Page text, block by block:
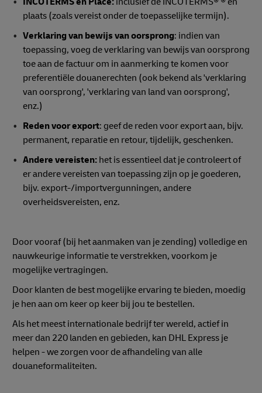
plaats (zoals vereist onder de toepasselijke termijn).
Verklaringvan bewijs van oorsprong: indien van
toepassing, voeg de verklaring van bewijs van oorsprong
toe aan de factuur om in aanmerking te komen voor
preferentiële douanerechten (ook bekend als 'verklaring
van oorsprong', 'verklaring van land van oorsprong',
enz.)
Reden voor export: geef de reden voor export aan, bijv.
permanent, reparatie en retour, tijdelijk, geschenken.
Andere vereisten:het is essentieel dat je controleert of
er andere vereisten van toepassing zijn op je goederen,
bijv. export-/importvergunningen, andere
overheidsvereisten, enz.
Door vooraf (bij het aanmaken van je zending) volledige en
nauwkeurige informatie te verstrekken, voorkom je
mogelijke vertragingen.
Door klanten de best mogelijke ervaring te bieden, moedig
je hen aan om keer op keer bij jou te bestellen.
Als het meest internationale bedrijf ter wereld, actief in
meer dan 220 landen en gebieden, kan DHL Express je
helpen - we zorgen voor de afhandeling van alle
douaneformaliteiten.